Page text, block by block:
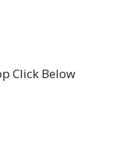
Click Below